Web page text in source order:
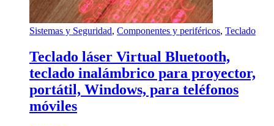
Sistemas y Seguridad, Componentes y periféricos, Teclado
Teclado láser Virtual Bluetooth,
teclado inalámbrico para proyector,
portátil, Windows, para teléfonos
móviles